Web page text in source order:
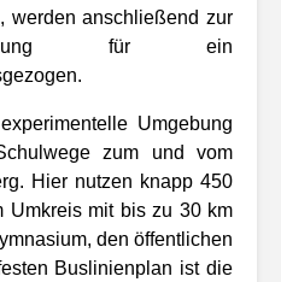
werden anschließend zur
für ein
Umgebung
zum und vom
Hier nutzen knapp 450
Umkreis mit bis zu 30 km
den öffentlichen
Buslinienplan ist die